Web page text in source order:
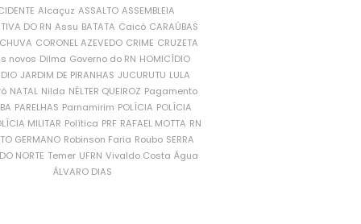
Alcaçuz ASSALTO ASSEMBLEIA
DO RN Assu BATATA Caicó CARAÚBAS
CORONEL AZEVEDO CRIME CRUZETA
novos Dilma Governo do RN HOMICÍDIO
JARDIM DE PIRANHAS JUCURUTU LULA
NATAL Nilda NÉLTER QUEIROZ Pagamento
PARELHAS Parnamirim POLÍCIA POLÍCIA
MILITAR Política PRF RAFAEL MOTTA RN
GERMANO Robinson Faria Roubo SERRA
NORTE Temer UFRN Vivaldo Costa Água
ÁLVARO DIAS